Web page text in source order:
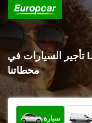
تأجير السيارات في Lingen (Ems) : اكتشف جميع
محطاتنا
ما نوع المركبة؟
سيارة